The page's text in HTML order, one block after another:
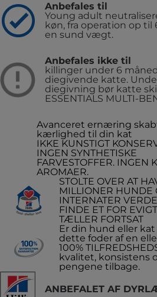
Anbefales til
Young adult
køn, fra operation op til
en sund vægt.
Anbefales ikke til
killinger under 6
diegivende katte.
diegivning bør katte
ESSENTIALS MULTI-
Avanceret ernæring
kærlighed til din kat
IKKE KUNSTIGT
INGEN SYNTHETISKE
FARVESTOFFER. INGEN
AROMAER.
STOLTE OVER AT
MILLIONER HUNDE
INTERNATER
FINDE ET FOR
TÆLLER FORTSAT
Er din hund eller
dette foder af en
100%
kvalitet, konsistens
pengene tilbage.
ANBEFALET AF